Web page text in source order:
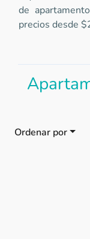
de
precios desde
Ordenar por